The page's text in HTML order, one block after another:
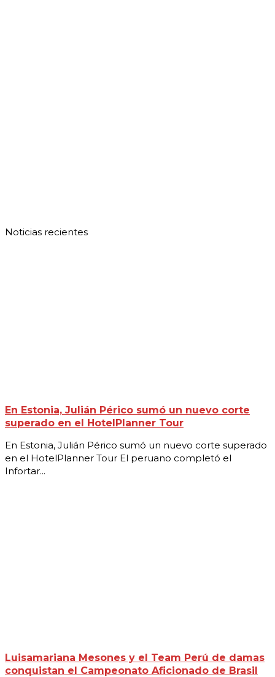
Noticias recientes
En Estonia, Julián Périco sumó un nuevo corte
superado en el HotelPlanner Tour
En Estonia, Julián Périco sumó un nuevo corte superado
en el HotelPlanner Tour El peruano completó el
Infortar...
Luisamariana Mesones y el Team Perú de damas
conquistan el Campeonato Aficionado de Brasil